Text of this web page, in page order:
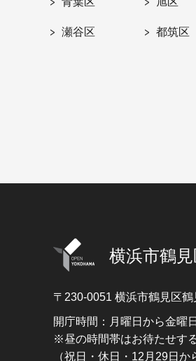
瀬谷区 都筑区
横浜市鶴
〒230-0051 横浜市鶴見区
開庁時間：月曜日から金曜
※昼の時間帯はお待たせす
（祝日・休日・12月29日か